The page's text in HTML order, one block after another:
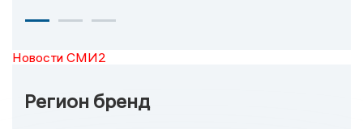
Новости СМИ2
Регион бренд